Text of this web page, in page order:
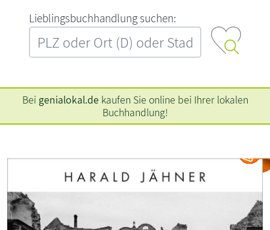
L‍i‍e‍b‍l‍i‍n‍g‍s‍b‍u‍c‍h‍h‍a‍n‍d‍l‍u‍n‍g‍ ‍s‍u‍c‍h‍e‍n‍:‍
Bei genialokal.de kaufen Sie online bei Ihrer lokalen
Buchhandlung!